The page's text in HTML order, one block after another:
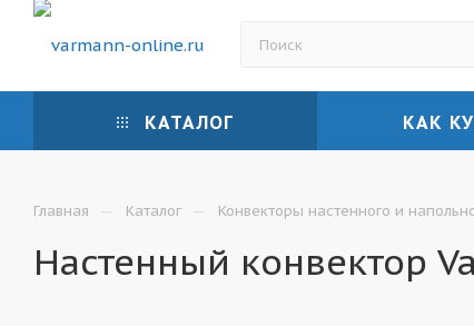
КАТАЛОГ КАК
Главная — Каталог — Конвекторы настенного и
Настенный конвектор